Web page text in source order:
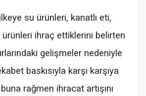
su ürünleri, kanatlı eti,
ihraç ettiklerini belirten
gelişmeler nedeniyle
baskısıyla karşı karşıya
buna rağmen ihracat artışını